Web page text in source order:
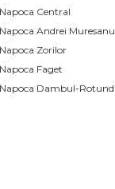
Central
Andrei Muresanu
Zorilor
Faget
Dambul-Rotund